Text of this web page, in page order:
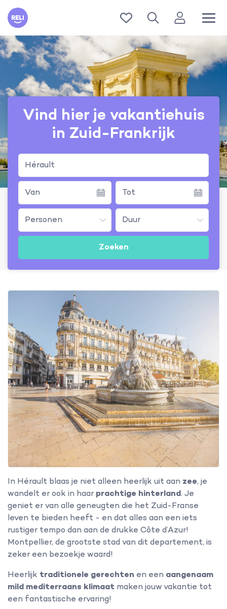
Reli
Vind hier je vakantiehuis
in Zuid-Frankrijk
Hérault
In Hérault blaas je niet alleen heerlijk uit aan zee, je
wandelt er ook in haar prachtige hinterland. Je
geniet er van alle geneugten die het Zuid-Franse
leven te bieden heeft - en dat alles aan een iets
rustiger tempo dan aan de drukke Côte d’Azur!
Montpellier, de grootste stad van dit departement, is
zeker een bezoekje waard!
Heerlijk traditionele gerechten en een aangenaam
mild mediterraans klimaat maken jouw vakantie tot
een fantastische ervaring!